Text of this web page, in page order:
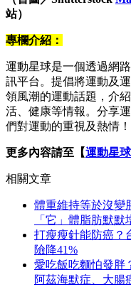
站）
專欄介紹：
運動星球是一個透過網
訊平台。提倡將運動及
領風潮的運動話題，介
活、健康等情報。分享
們對運動的重視及熱情！
更多內容請至【運動星
相關文章
體重維持等於沒變
「它」體脂肪默默
打瘦瘦針能防癌？
險降41%
愛吃飯吃麵怕發胖
阿茲海默症、大腸